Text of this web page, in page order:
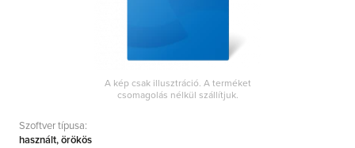
MS Project Server
MS System Center
A kép csak illusztráció. A terméket
csomagolás nélkül szállítjuk.
Szoftver típusa:
használt, örökös